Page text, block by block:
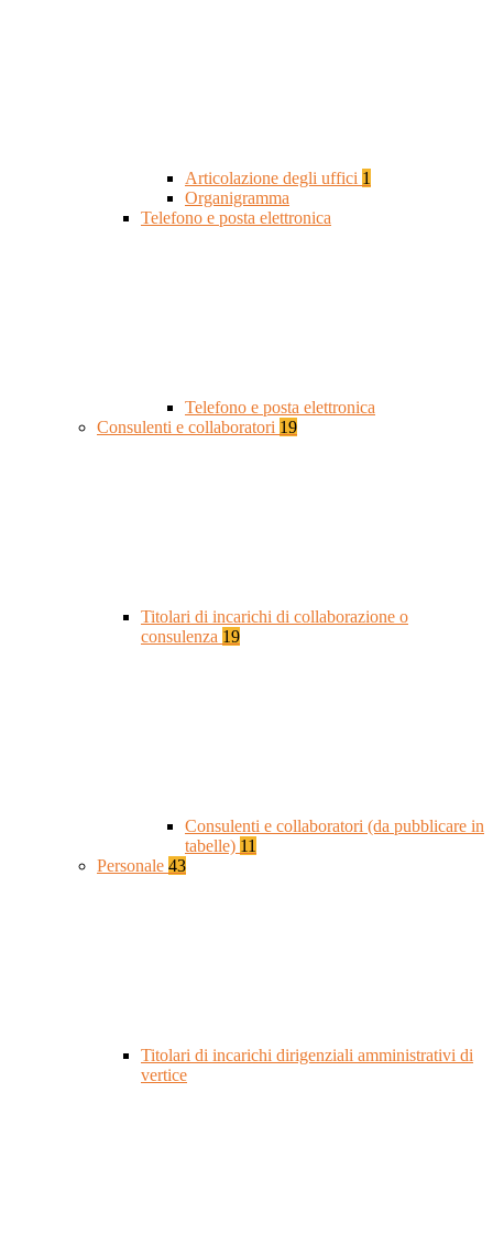
Articolazione degli uffici 1
Organigramma
Telefono e posta elettronica
Telefono e posta elettronica
Consulenti e collaboratori 19
Titolari di incarichi di collaborazione o
consulenza 19
Consulenti e collaboratori (da pubblicare in
tabelle) 11
Personale 43
Titolari di incarichi dirigenziali amministrativi di
vertice